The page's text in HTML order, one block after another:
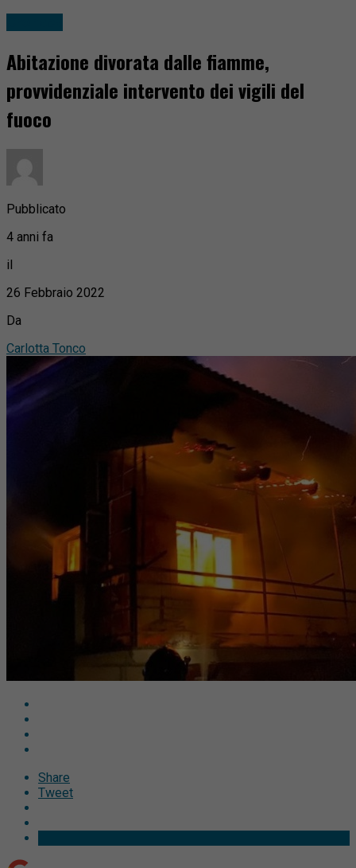
Abitazione divorata dalle fiamme,
provvidenziale intervento dei vigili del
fuoco
Pubblicato
4 anni fa
il
26 Febbraio 2022
Da
Carlotta Tonco
Share
Tweet